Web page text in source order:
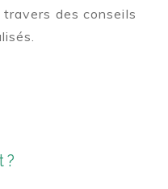
?
des conseils